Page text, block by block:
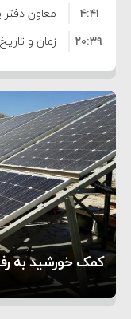
معاون
واهی و
۴:۴۱
زمان و
نشده است
۲۰:۳۹
وزیر جنگ
نظامی
۶:۵۰
موافقت
۶:۲۱
هشدار
آمریکا
۲:۱۵
مقام ارشد
دیوانگی
۷:۱۰
ترامپ
۵:۴۵
سپاه: دو
متوقف
۱۲:۵۹
ترامپ
حماس شد
۸:۵۷
کمک خورشید به
تحسین کارگردان
از عشق عمیق به
۵ شهر افسانه‌ای هخامنشی که هنوز هم زنده هستند